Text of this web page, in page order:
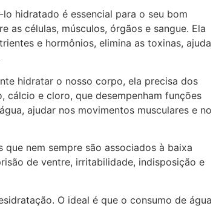
hidratado é essencial para o seu bom
as células, músculos, órgãos e sangue. Ela
e hormônios, elimina as toxinas, ajuda
hidratar o nosso corpo, ela precisa dos
e cloro, que desempenham funções
ajudar nos movimentos musculares e no
nem sempre são associados à baixa
de ventre, irritabilidade, indisposição e
O ideal é que o consumo de água